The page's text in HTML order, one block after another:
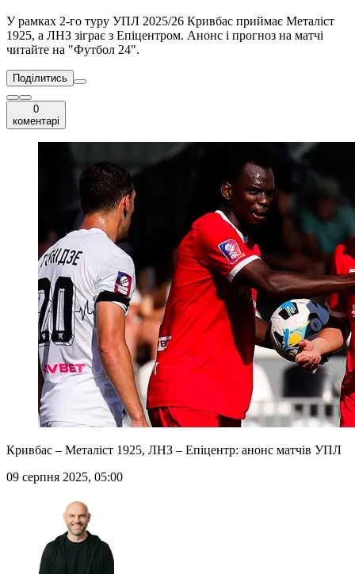
У рамках 2-го туру УПЛ 2025/26 Кривбас приймає Металіст
1925, а ЛНЗ зіграє з Епіцентром. Анонс і прогноз на матчі
читайте на "Футбол 24".
Поділитись
0
коментарі
Кривбас – Металіст 1925, ЛНЗ – Епіцентр: анонс матчів УПЛ
09 серпня 2025, 05:00